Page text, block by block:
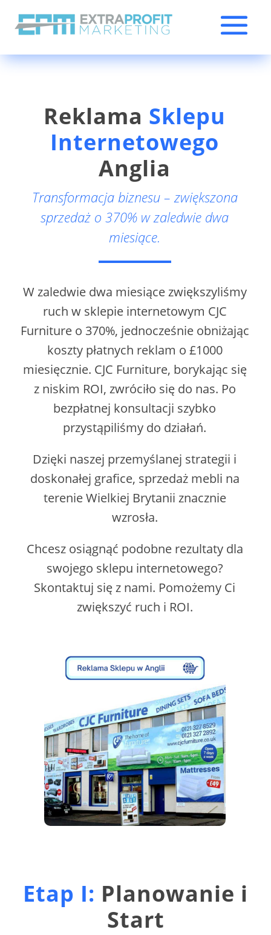
Reklama Sklepu
Internetowego
Anglia
Transformacja biznesu – zwiększona
sprzedaż o 370% w zaledwie dwa
miesiące.
W zaledwie dwa miesiące zwiększyliśmy
ruch w sklepie internetowym CJC
Furniture o 370%, jednocześnie obniżając
koszty płatnych reklam o £1000
miesięcznie. CJC Furniture, borykając się
z niskim ROI, zwróciło się do nas. Po
bezpłatnej konsultacji szybko
przystąpiliśmy do działań.
Dzięki naszej przemyślanej strategii i
doskonałej grafice, sprzedaż mebli na
terenie Wielkiej Brytanii znacznie
wzrosła.
Chcesz osiągnąć podobne rezultaty dla
swojego sklepu internetowego?
Skontaktuj się z nami. Pomożemy Ci
zwiększyć ruch i ROI.
Etap I: Planowanie i
Start